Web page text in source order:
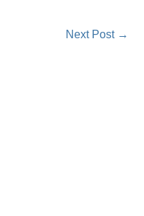
Next Post →